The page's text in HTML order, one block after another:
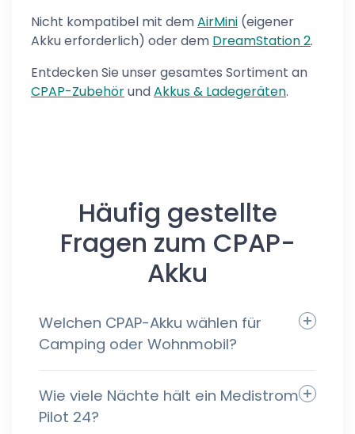
Nicht kompatibel mit demAirMini (eigener
Akku erforderlich) oder dem DreamStation 2.
Entdecken Sie unser gesamtes Sortiment an
CPAP-ZubehörundAkkus & Ladegeräten.
Häufig gestellte
Fragen zum CPAP-
Akku
Welchen CPAP-Akku wählen für
Camping oder Wohnmobil?
Wie viele Nächte hält ein Medistrom
Pilot 24?